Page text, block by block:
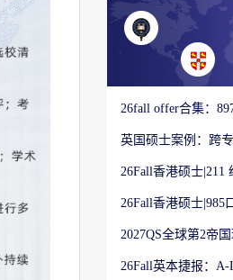
26fall offer合集：
英国硕士案例：跨
26Fall香港硕士|211
26Fall香港硕士|985
2027QS全球第2帝
26Fall英本捷报：